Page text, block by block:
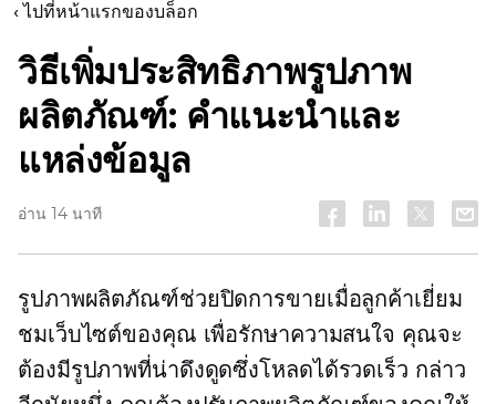
‹ ไปที่หน้าแรกของบล็อก
วิธีเพิ่มประสิทธิภาพรูปภาพ
ผลิตภัณฑ์: คำแนะนำและ
แหล่งข้อมูล
อ่าน 14 นาที
รูปภาพผลิตภัณฑ์ช่วยปิดการขายเมื่อลูกค้าเยี่ยม
ชมเว็บไซต์ของคุณ เพื่อรักษาความสนใจ คุณจะ
ต้องมีรูปภาพที่น่าดึงดูดซึ่งโหลดได้รวดเร็ว กล่าว